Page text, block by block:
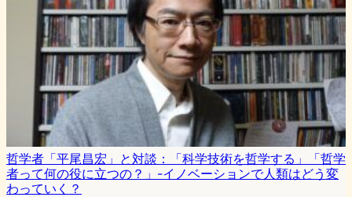
哲学者「平尾昌宏」と対談：「科学技術を哲学する」「哲学
者って何の役に立つの？」-イノベーションで人類はどう変
わっていく？